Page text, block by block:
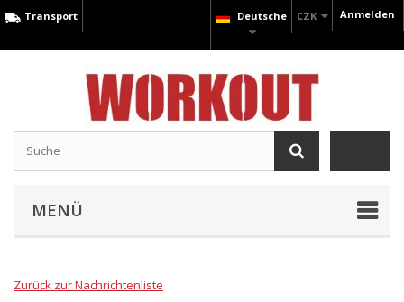
Anmelden
CZK
Deutsche
Transport
MENÜ
Zurück zur Nachrichtenliste